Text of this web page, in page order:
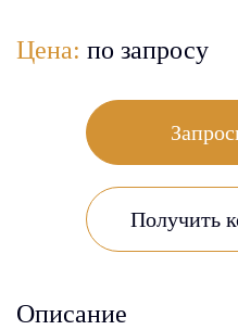
Цена: по запросу
Получить
Описание